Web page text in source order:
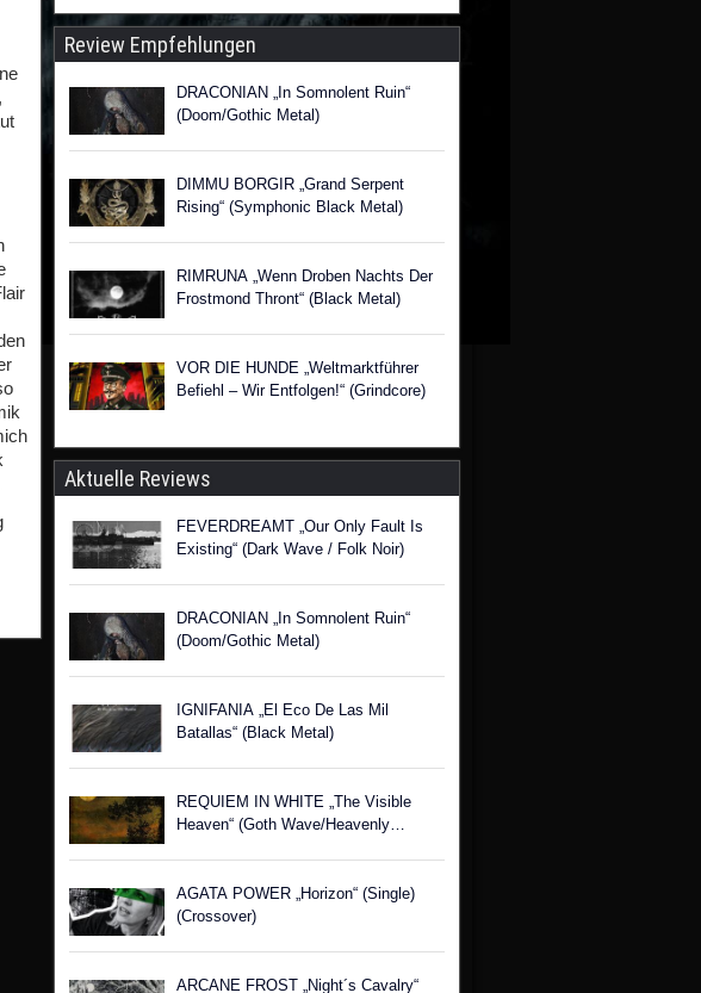
Review Empfehlungen
DRACONIAN „In Somnolent Ruin“
(Doom/Gothic Metal)
DIMMU BORGIR „Grand Serpent
Rising“ (Symphonic Black Metal)
RIMRUNA „Wenn Droben Nachts Der
Frostmond Thront“ (Black Metal)
VOR DIE HUNDE „Weltmarktführer
Befiehl – Wir Entfolgen!“ (Grindcore)
Aktuelle Reviews
FEVERDREAMT „Our Only Fault Is
Existing“ (Dark Wave / Folk Noir)
DRACONIAN „In Somnolent Ruin“
(Doom/Gothic Metal)
IGNIFANIA „El Eco De Las Mil
Batallas“ (Black Metal)
REQUIEM IN WHITE „The Visible
Heaven“ (Goth Wave/Heavenly
AGATA POWER „Horizon“ (Single)
(Crossover)
ARCANE FROST „Night´s Cavalry“